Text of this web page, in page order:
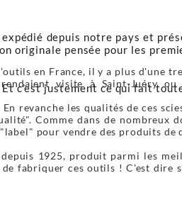
en France, il y a plus d'une
visite à Saint-Juéry ou
revanche les qualités de ces
Comme dans de nombreux
pour vendre des produits de
1925, produit parmi les
fabriquer ces outils ! C'est dire
depuis notre pays et
originale pensée pour les
c’est justement ce qui fait